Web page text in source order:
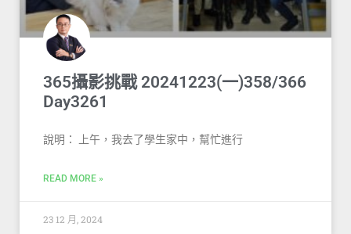
365攝影挑戰 20241223(一)358/366
Day3261
說明： 上午，我去了學生家中，幫忙進行
READ MORE »
23 12 月, 2024